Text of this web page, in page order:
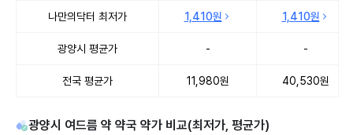
나만의닥터 최저가 1,410원 1,410원
광양시 평균가 - -
전국 평균가 11,980원 40,530원
광양시 여드름 약 약국 약가 비교(최저가, 평균가)